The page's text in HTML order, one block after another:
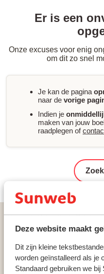
Deze website maakt
Dit zijn kleine
worden geïnstalleerd als je
Standaard gebruiken we
Er is een
Onze excuses voor enig
om dit zo snel
Je kan de pagina
naar de vorige
Indien je
maken van jouw
raadplegen of
Home Vakantie
Hotel Porto Sani